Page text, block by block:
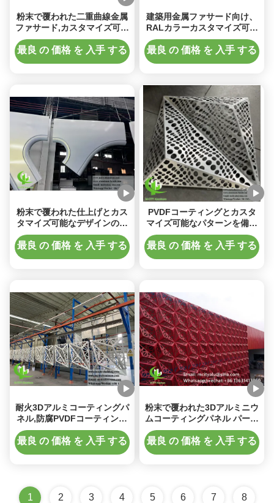
粉末で覆われた二重曲線金属
ファサード,カスタマイズ可能
なRAL色とCNC彫刻されたハ
イパーボリックアルミニウム
最良 の 価格 を 入手 する
建築用金属ファサード向け、
RALカラーカスタマイズ可能
な粉体塗装パンチング加工ア
ルミニウムクラッドパネル
最良 の 価格 を 入手 する
粉末で覆われた仕上げとカス
タマイズ可能なデザインのア
ルミのカバーパネル
最良 の 価格 を 入手 する
PVDFコーティングとカスタ
マイズ可能なパターンを備え
た3Dアルミニウムクラッドパ
ネル（1000x2000mmサイ
最良 の 価格 を 入手 する
耐火3Dアルミコーティングパ
ネル,防腐PVDFコーティング
と建築ファサードのための
3mm厚さ
最良 の 価格 を 入手 する
粉末で覆われた3Dアルミニウ
ムコーティングパネル パーソ
ナライズ可能なサイズファサ
ード装飾のためのPVDFペイ
最良 の 価格 を 入手 する
1 2 3 4 5 6 7 8